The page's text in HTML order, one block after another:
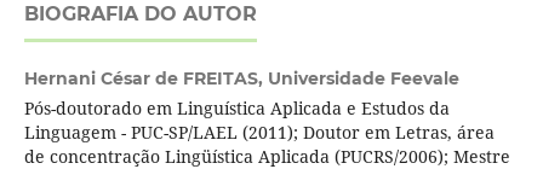
BIOGRAFIA DO AUTOR
Hernani César de FREITAS, Universidade Feevale
Pós-doutorado em Linguística Aplicada e Estudos da
Linguagem - PUC-SP/LAEL (2011); Doutor em Letras, área
de concentração Lingüística Aplicada (PUCRS/2006); Mestre